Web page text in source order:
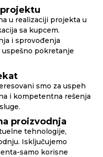
u realizaciji projekta u
sa kupcem.
i sprovođenja
uspešno pokretanje
smo za uspeh
i kompetentna rešenja
proizvodnja
tehnologije,
Isključujemo
samo korisne